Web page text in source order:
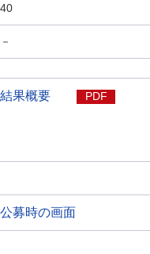
40
－
結果概要 PDF
公募時の画面